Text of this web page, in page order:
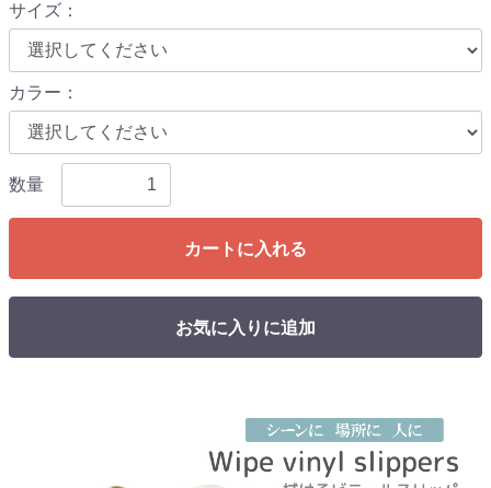
サイズ ：
カラー ：
数量
カートに入れる
お気に入りに追加